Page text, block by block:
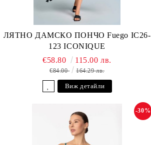
ЛЯТНО ДАМСКО ПОНЧО Fuego IC26-
123 ICONIQUE
€58.80 115.00 лв.
€84.00 164.29 лв.
Виж детайли
-30%